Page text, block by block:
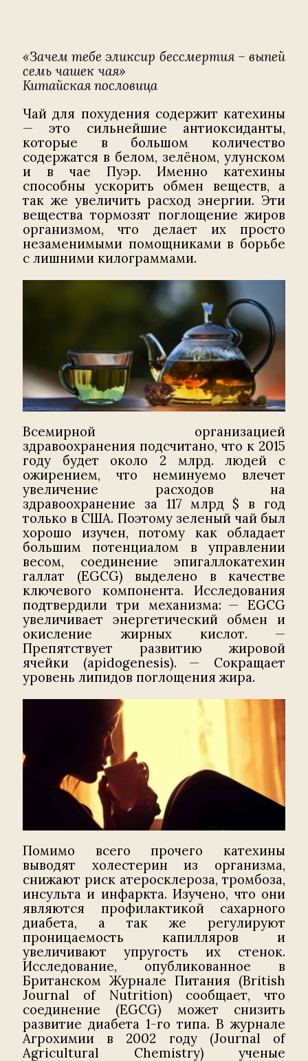
«Зачем тебе эликсир бессмертия – выпей
семь чашек чая»
Китайская пословица
Чай для похудения содержит катехины
— это сильнейшие антиоксиданты,
которые в большом количество
содержатся в белом, зелёном, улунском
и в чае Пуэр. Именно катехины
способны ускорить обмен веществ, а
так же увеличить расход энергии. Эти
вещества тормозят поглощение жиров
организмом, что делает их просто
незаменимыми помощниками в борьбе
с лишними килограммами.
Всемирной организацией
здравоохранения подсчитано, что к 2015
году будет около 2 млрд. людей с
ожирением, что неминуемо влечет
увеличение расходов на
здравоохранение за 117 млрд $ в год
только в США. Поэтому зеленый чай был
хорошо изучен, потому как обладает
большим потенциалом в управлении
весом, соединение эпигаллокатехин
галлат (EGCG) выделено в качестве
ключевого компонента. Исследования
подтвердили три механизма: — EGCG
увеличивает энергетический обмен и
окисление жирных кислот.
—
Препятствует развитию жировой
ячейки (apidogenesis).
— Сокращает
уровень липидов поглощения жира.
Помимо всего прочего катехины
выводят холестерин из организма,
снижают риск атеросклероза, тромбоза,
инсульта и инфаркта. Изучено, что они
являются профилактикой сахарного
диабета, а так же регулируют
проницаемость капилляров и
увеличивают упругость их стенок.
Исследование, опубликованное в
Британском Журнале Питания (British
Journal of Nutrition) сообщает, что
соединение (EGCG) может снизить
развитие диабета 1-го типа. В журнале
Агрохимии в 2002 году (Journal of
Agricultural Chemistry) ученые